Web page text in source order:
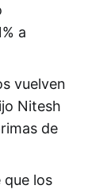
a
vuelven
Nitesh
de
que los